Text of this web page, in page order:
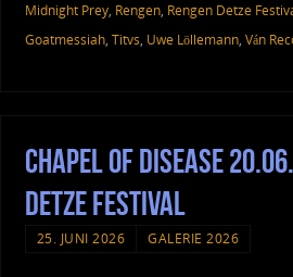
Midnight Prey, Rengen, Rengen Detze
Goatmessiah, Titvs, Uwe Löllemann, Ván
Chapel Of Disease
Detze Festival
25. JUNI 2026 GALERIE 2026